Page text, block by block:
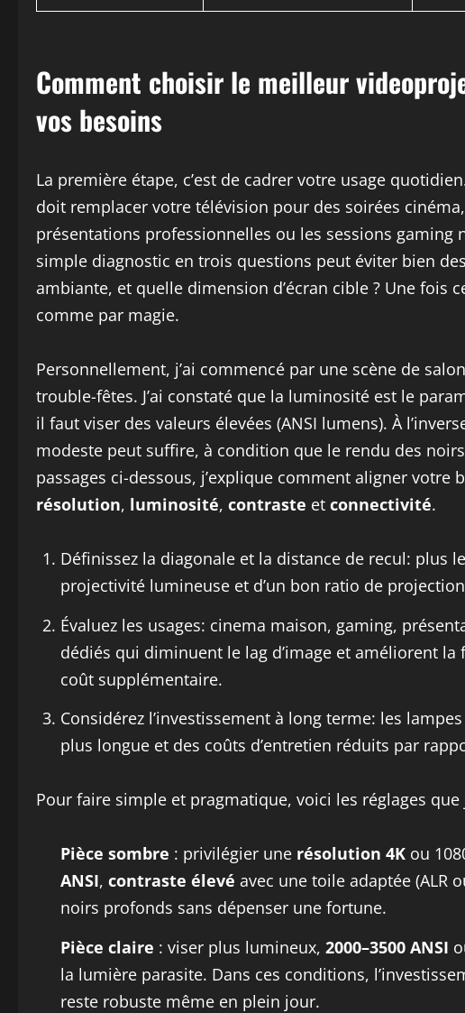
Comment choisir le meilleur
vos besoins
La première étape, c’est de cadrer votre usage
doit remplacer votre télévision pour des soirées
présentations professionnelles ou les sessions gaming
simple diagnostic en trois questions peut éviter bien
ambiante, et quelle dimension d’écran cible ? Une fois
comme par magie.
Personnellement, j’ai commencé par une scène de
trouble-fêtes. J’ai constaté que la luminosité est le
il faut viser des valeurs élevées (ANSI lumens). À
modeste peut suffire, à condition que le rendu des
passages ci-dessous, j’explique comment aligner votre
résolution, luminosité, contraste et connectivité.
Définissez la diagonale et la distance de recul: plus
projectivité lumineuse et d’un bon ratio de
Évaluez les usages: cinema maison, gaming,
dédiés qui diminuent le lag d’image et améliorent
coût supplémentaire.
Considérez l’investissement à long terme: les
plus longue et des coûts d’entretien réduits par
Pour faire simple et pragmatique, voici les réglages
Pièce sombre : privilégier une résolution 4K ou
ANSI, contraste élevé avec une toile adaptée (ALR
noirs profonds sans dépenser une fortune.
Pièce claire : viser plus lumineux, 2000–3500 ANSI
la lumière parasite. Dans ces conditions,
reste robuste même en plein jour.